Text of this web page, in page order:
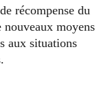
récompense du
nouveaux moyens
aux situations